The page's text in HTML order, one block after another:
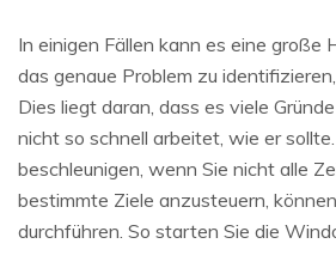
In einigen Fällen kann es eine große
das genaue Problem zu
Dies liegt daran, dass es viele
nicht so schnell arbeitet, wie er
beschleunigen, wenn Sie nicht alle
bestimmte Ziele anzusteuern,
durchführen. So starten Sie die